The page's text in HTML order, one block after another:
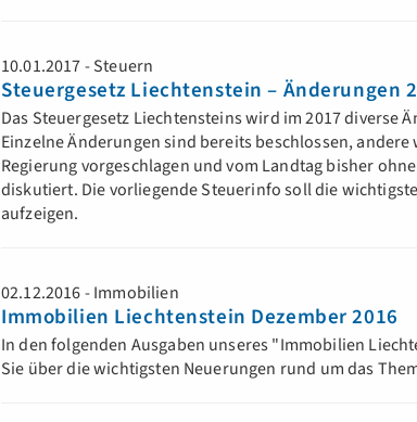
10.01.2017 - Steuern
Steuergesetz Liechtenstein – Änderungen
Das Steuergesetz Liechtensteins wird im 2017 diverse
Einzelne Änderungen sind bereits beschlossen,
Regierung vorgeschlagen und vom Landtag bisher
diskutiert. Die vorliegende Steuerinfo soll die
aufzeigen.
02.12.2016 - Immobilien
Immobilien Liechtenstein Dezember 2016
In den folgenden Ausgaben unseres "Immobilien
Sie über die wichtigsten Neuerungen rund um das